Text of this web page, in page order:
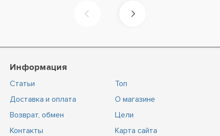
Информация
Статьи
Доставка и оплата
Возврат, обмен
Контакты
Топ
О магазине
Цели
Карта сайта